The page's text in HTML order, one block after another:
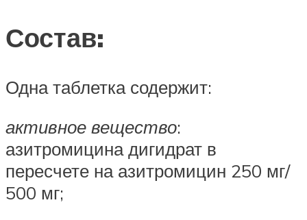
Состав:
Одна таблетка содержит:
активное вещество:
азитромицина дигидрат в
пересчете на азитромицин 250 мг/
500 мг;